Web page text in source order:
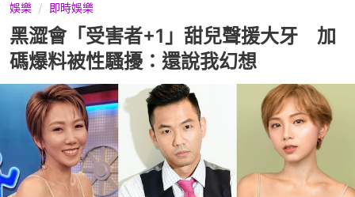
娛樂 即時娛樂
黑澀會「受害者+1」甜兒聲援大牙 加
碼爆料被性騷擾：還說我幻想